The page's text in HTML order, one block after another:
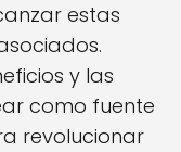
estas
y las
como fuente
revolucionar